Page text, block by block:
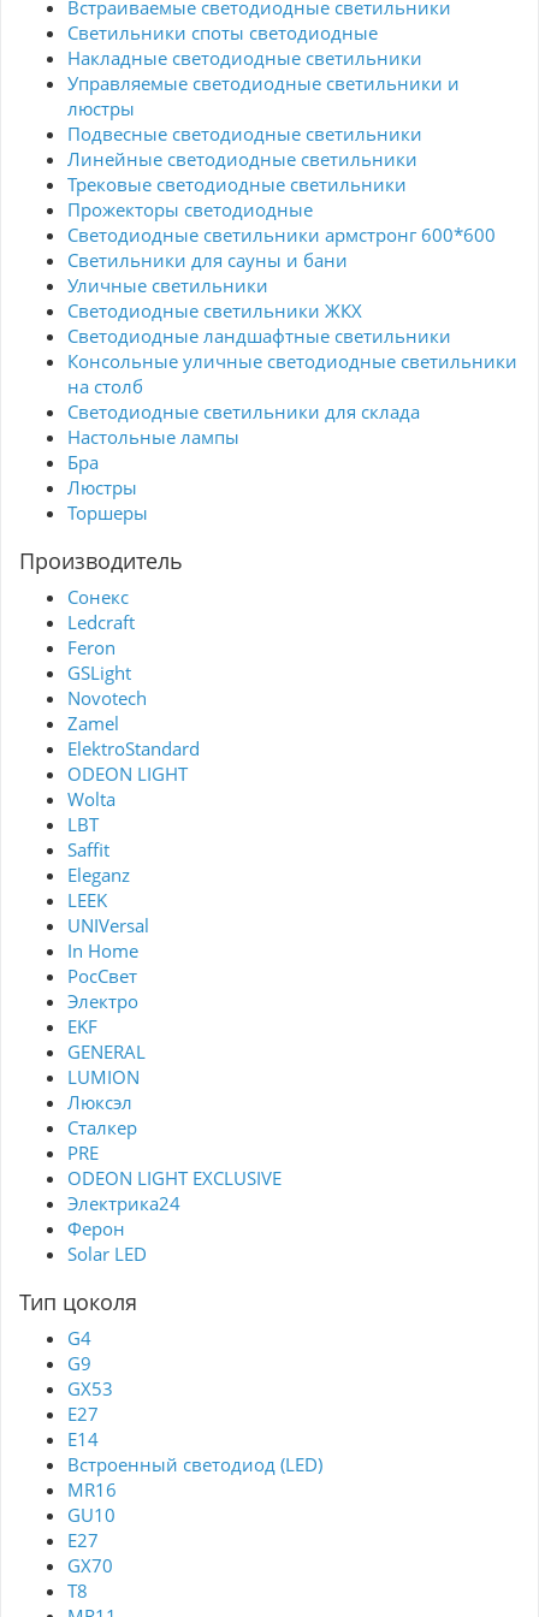
регулировать наклон и поворот плафона;
Прочный и легкий корпус идеально подойдет
для ежедневного использования; Компактные
размеры позволяют удобно разместить
светильник даже на небольшом рабочем
эксплуатации
ваше пространство.
Встраиваемые светодиодные светильники
Светильники споты светодиодные
Накладные светодиодные светильники
Управляемые светодиодные светильники и
люстры
Подвесные светодиодные светильники
Линейные светодиодные светильники
Трековые светодиодные светильники
Прожекторы светодиодные
Светодиодные светильники армстронг 600*600
Светильники для сауны и бани
Уличные светильники
Светодиодные светильники ЖКХ
Светодиодные ландшафтные светильники
Консольные уличные светодиодные светильники
на столб
Светодиодные светильники для склада
Настольные лампы
Бра
Люстры
Торшеры
Производитель
Сонекс
Ledcraft
Feron
GSLight
Novotech
Zamel
ElektroStandard
ODEON LIGHT
Wolta
LBT
Saffit
Eleganz
LEEK
UNIVersal
In Home
РосСвет
Электро
EKF
GENERAL
LUMION
Люксэл
Сталкер
PRE
ODEON LIGHT EXCLUSIVE
Электрика24
Ферон
Solar LED
Тип цоколя
G4
G9
GX53
Е27
E14
Встроенный светодиод (LED)
MR16
GU10
E27
GX70
T8